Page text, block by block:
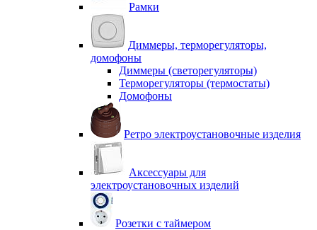
Рамки
Диммеры, терморегуляторы,
домофоны
Диммеры (светорегуляторы)
Терморегуляторы (термостаты)
Домофоны
Ретро электроустановочные изделия
Аксессуары для
электроустановочных изделий
Розетки с таймером